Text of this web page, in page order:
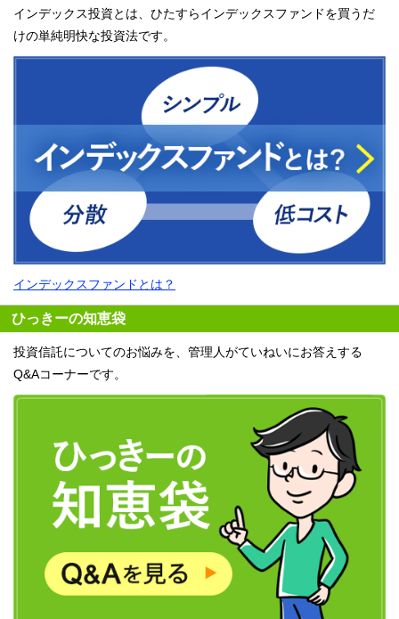
インデックス投資とは、ひたすらインデックスファンドを買うだ
けの単純明快な投資法です。
インデックスファンドとは？
ひっきーの知恵袋
投資信託についてのお悩みを、管理人がていねいにお答えする
Q&Aコーナーです。